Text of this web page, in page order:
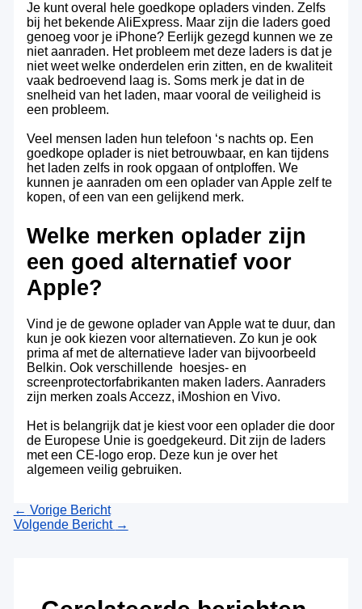
Je kunt overal hele goedkope opladers vinden. Zelfs
bij het bekende AliExpress. Maar zijn die laders goed
genoeg voor je iPhone? Eerlijk gezegd kunnen we ze
niet aanraden. Het probleem met deze laders is dat je
niet weet welke onderdelen erin zitten, en de kwaliteit
vaak bedroevend laag is. Soms merk je dat in de
snelheid van het laden, maar vooral de veiligheid is
een probleem.
Veel mensen laden hun telefoon ‘s nachts op. Een
goedkope oplader is niet betrouwbaar, en kan tijdens
het laden zelfs in rook opgaan of ontploffen. We
kunnen je aanraden om een oplader van Apple zelf te
kopen, of een van een gelijkend merk.
Welke merken oplader zijn
een goed alternatief voor
Apple?
Vind je de gewone oplader van Apple wat te duur, dan
kun je ook kiezen voor alternatieven. Zo kun je ook
prima af met de alternatieve lader van bijvoorbeeld
Belkin. Ook verschillende hoesjes- en
screenprotectorfabrikanten maken laders. Aanraders
zijn merken zoals Accezz, iMoshion en Vivo.
Het is belangrijk dat je kiest voor een oplader die door
de Europese Unie is goedgekeurd. Dit zijn de laders
met een CE-logo erop. Deze kun je over het
algemeen veilig gebruiken.
← Vorige Bericht
Volgende Bericht →